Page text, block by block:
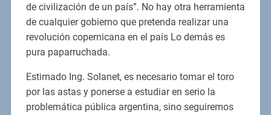
de civilización de un país”. No hay otra herramienta
de cualquier gobierno que pretenda realizar una
revolución copernicana en el país Lo demás es
pura paparruchada.
Estimado Ing. Solanet, es necesario tomar el toro
por las astas y ponerse a estudiar en serio la
problemática pública argentina, sino seguiremos